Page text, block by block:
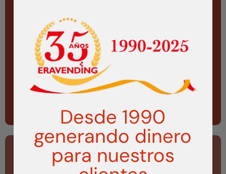
UN MUNDO DE
EXPENDEDORAS
VISITAR
Desde 1990
generando dinero
para nuestros